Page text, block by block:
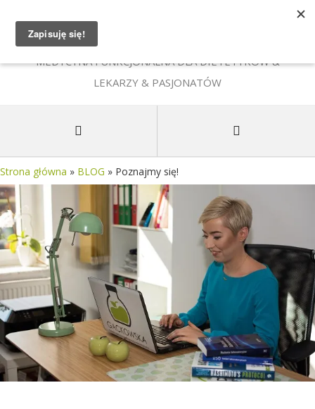
MEDYCYNA FUNKCJONALNA DLA DIETETYKÓW &
LEKARZY & PASJONATÓW
Strona główna » BLOG » Poznajmy się!